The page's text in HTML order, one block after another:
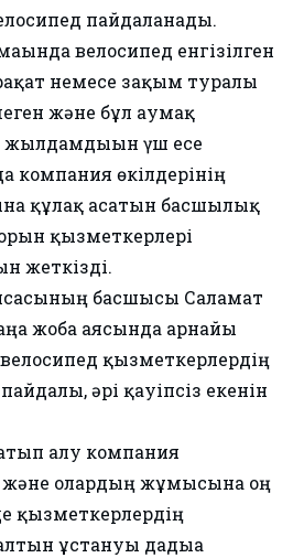
пайдаланады.
велосипед енгізілген
немесе зақым туралы
және бұл аумақ
жылдамдығын үш есе
компания өкілдерінің
құлақ асатын басшылық
қызметкерлері
жеткізді.
басшысы Саламат
жоба аясында арнайы
қызметкерлердің
әрі қауіпсіз екенін
алу компания
және олардың жұмысына оң
қызметкерлердің
ұстануы дағдыға